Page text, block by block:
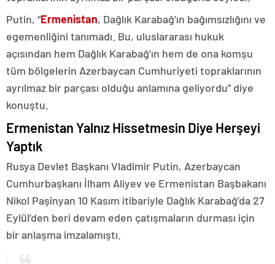
Putin, “Ermenistan, Dağlık Karabağ’ın bağımsızlığını ve
egemenliğini tanımadı. Bu, uluslararası hukuk
açısından hem Dağlık Karabağ’ın hem de ona komşu
tüm bölgelerin Azerbaycan Cumhuriyeti topraklarının
ayrılmaz bir parçası olduğu anlamına geliyordu” diye
konuştu.
Ermenistan Yalnız Hissetmesin Diye Herşeyi
Yaptık
Rusya Devlet Başkanı Vladimir Putin, Azerbaycan
Cumhurbaşkanı İlham Aliyev ve Ermenistan Başbakanı
Nikol Paşinyan 10 Kasım itibariyle Dağlık Karabağ’da 27
Eylül’den beri devam eden çatışmaların durması için
bir anlaşma imzalamıştı.